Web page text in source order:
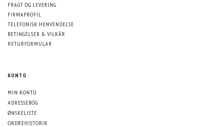
FRAGT OG LEVERING
FIRMAPROFIL
TELEFONISK HENVENDELSE
BETINGELSER & VILKÅR
RETURFORMULAR
KONTO
MIN KONTO
ADRESSEBOG
ØNSKELISTE
ORDREHISTORIK